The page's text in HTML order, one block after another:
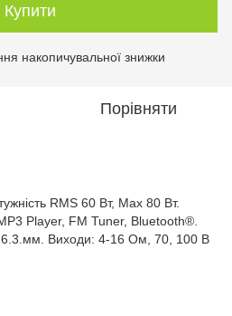
Купити
накопичувальної знижки
Порівняти
RMS 60 Вт, Max 80 Вт.
Player, FM Tuner, Bluetooth®.
6.3.мм. Виходи: 4-16 Ом, 70, 100 В